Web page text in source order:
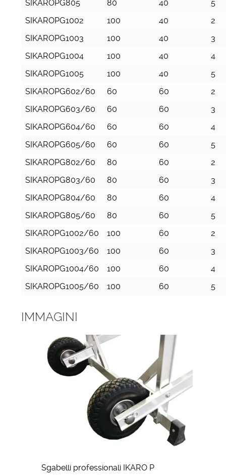
SIKAROPG805 80 40
5
SIKAROPG1002
100 40
2
SIKAROPG1003
100 40
3
SIKAROPG1004
100 40
4
SIKAROPG1005
100 40
5
SIKAROPG602/60
60 60
2
SIKAROPG603/60
60 60
3
SIKAROPG604/60
60 60
4
SIKAROPG605/60
60 60
5
SIKAROPG802/60
80 60
2
SIKAROPG803/60
80 60
3
SIKAROPG804/60
80 60
4
SIKAROPG805/60
80 60
5
SIKAROPG1002/60
100 60
2
SIKAROPG1003/60
100 60
3
SIKAROPG1004/60
100 60
4
SIKAROPG1005/60
100 60 5
IMMAGINI
Sgabelli professionali IKARO P